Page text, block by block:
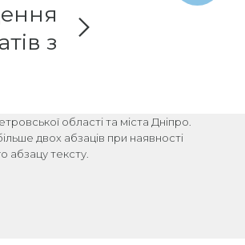
з
області та міста Дніпро.
двох абзаців при наявності
абзацу тексту.